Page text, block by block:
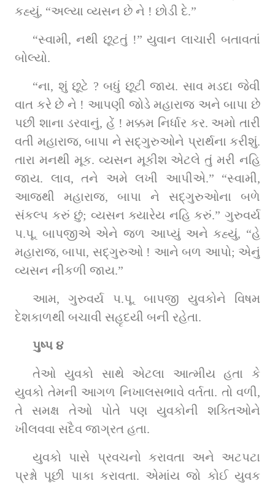
કહ્યું, “અલ્યા વ્યસન છે ને ! છોડી દે.”
“સ્વામી, નથી છૂટતું !” યુવાન લાચારી બતાવતાં
બોલ્યો.
“ના, શું છૂટે ? બધું છૂટી જાય. સાવ મડદા જેવી
વાત કરે છે ને ! આપણી જોડે મહારાજ અને બાપા છે
પછી શાના ડરવાનું, હેં ! મક્કમ નિર્ધાર કર. અમો તારી
વતી મહારાજ, બાપા ને સદ્‌ગુરુઓને પ્રાર્થના કરીશું.
તારા મનથી મૂક. વ્યસન મૂકીશ એટલે તું મરી નહિ
જાય. લાવ, તને અમે લખી આપીએ.” “સ્વામી,
આજથી મહારાજ, બાપા ને સદ્‌ગુરુઓના બળે
સંકલ્પ કરું છું; વ્યસન ક્યારેય નહિ કરું.” ગુરુવર્ય
પ.પૂ. બાપજીએ એને જળ આપ્યું અને કહ્યું, “હે
મહારાજ, બાપા, સદ્‌ગુરુઓ ! આને બળ આપો; એનું
વ્યસન નીકળી જાય.”
આમ, ગુરુવર્ય પ.પૂ. બાપજી યુવકોને વિષમ
દેશકાળથી બચાવી સહૃદયી બની રહેતા.
પુષ્પ ૪
તેઓ યુવકો સાથે એટલા આત્મીય હતા કે
યુવકો તેમની આગળ નિખાલસભાવે વર્તતા. તો વળી,
તે સમક્ષ તેઓ પોતે પણ યુવકોની શક્તિઓને
ખીલવવા સદૈવ જાગ્રત હતા.
યુવકો પાસે પ્રવચનો કરાવતા અને અટપટા
પ્રશ્નો પૂછી પાકા કરાવતા. એમાંય જો કોઈ યુવક